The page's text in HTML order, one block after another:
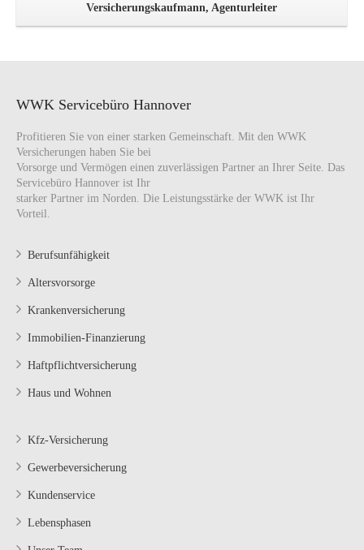
Versicherungskaufmann, Agenturleiter
WWK Servicebüro Hannover
Profitieren Sie von einer starken Gemeinschaft. Mit den WWK
Versicherungen haben Sie bei
Vorsorge und Vermögen einen zuverlässigen Partner an Ihrer Seite. Das
Servicebüro Hannover ist Ihr
starker Partner im Norden. Die Leistungsstärke der WWK ist Ihr
Vorteil.
Berufsunfähigkeit
Altersvorsorge
Krankenversicherung
Immobilien-Finanzierung
Haftpflichtversicherung
Haus und Wohnen
Kfz-Versicherung
Gewerbeversicherung
Kundenservice
Lebensphasen